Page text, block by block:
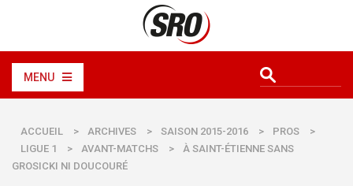
MENU
ACCUEIL > ARCHIVES > SAISON 2015-2016 > PROS
>
LIGUE 1
> AVANT-MATCHS >
À SAINT-ÉTIENNE SANS
GROSICKI NI DOUCOURÉ